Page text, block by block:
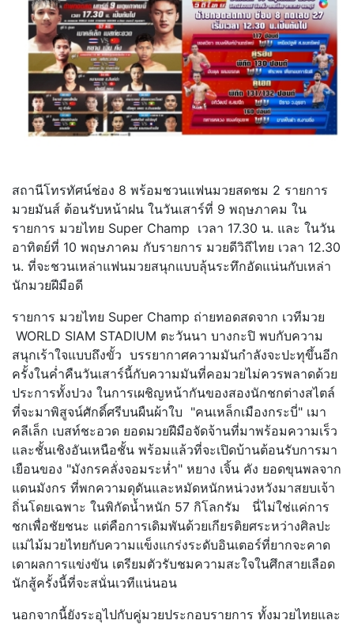
สถานีโทรทัศน์ช่อง 8 พร้อมชวนแฟนมวยสดชม 2 รายการ
มวยมันส์ ต้อนรับหน้าฝน ในวันเสาร์ที่ 9 พฤษภาคม ใน
รายการ มวยไทย Super Champ เวลา 17.30 น. และ ในวัน
อาทิตย์ที่ 10 พฤษภาคม กับรายการ มวยดีวิถีไทย เวลา 12.30
น. ที่จะชวนเหล่าแฟนมวยสนุกแบบลุ้นระทึกอัดแน่นกับเหล่า
นักมวยฝีมือดี
รายการ มวยไทย Super Champ ถ่ายทอดสดจาก เวทีมวย
WORLD SIAM STADIUM ตะวันนา บางกะปิ พบกับความ
สนุกเร้าใจแบบถึงขั้ว บรรยากาศความมันกำลังจะปะทุขึ้นอีก
ครั้งในค่ำคืนวันเสาร์นี้กับความมันที่คอมวยไม่ควรพลาดด้วย
ประการทั้งปวง ในการเผชิญหน้ากันของสองนักชกต่างสไตล์
ที่จะมาพิสูจน์ศักดิ์ศรีบนผืนผ้าใบ "คนเหล็กเมืองกระบี่" เมา
คลีเล็ก เบสท์ชะอวด ยอดมวยฝีมือจัดจ้านที่มาพร้อมความเร็ว
และชั้นเชิงอันเหนือชั้น พร้อมแล้วที่จะเปิดบ้านต้อนรับการมา
เยือนของ "มังกรคลั่งจอมระห่ำ" หยาง เจิ้น คัง ยอดขุนพลจาก
แดนมังกร ที่พกความดุดันและหมัดหนักหน่วงหวังมาสยบเจ้า
ถิ่นโดยเฉพาะ ในพิกัดน้ำหนัก 57 กิโลกรัม นี่ไม่ใช่แค่การ
ชกเพื่อชัยชนะ แต่คือการเดิมพันด้วยเกียรติยศระหว่างศิลปะ
แม่ไม้มวยไทยกับความแข็งแกร่งระดับอินเตอร์ที่ยากจะคาด
เดาผลการแข่งขัน เตรียมตัวรับชมความสะใจในศึกสายเลือด
นักสู้ครั้งนี้ที่จะสนั่นเวทีแน่นอน
นอกจากนี้ยังระอุไปกับคู่มวยประกอบรายการ ทั้งมวยไทยและ